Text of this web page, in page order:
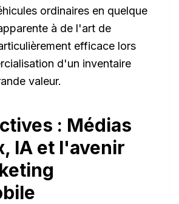
ordinaires en quelque
à de l'art de
efficace lors
d'un inventaire
valeur.
: Médias
IA et l'avenir